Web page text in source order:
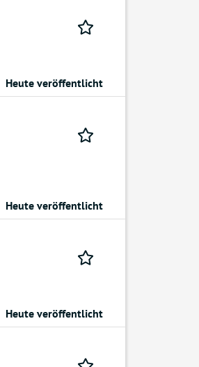
Heute veröffentlicht
Heute veröffentlicht
Heute veröffentlicht